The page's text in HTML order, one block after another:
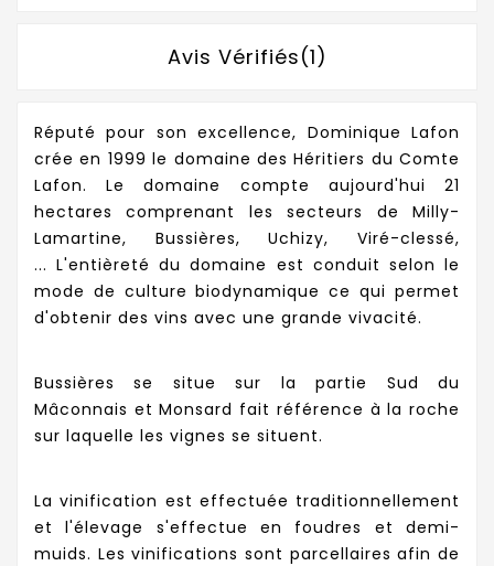
Avis Vérifiés(1)
Réputé pour son excellence, Dominique Lafon
crée en 1999 le domaine des Héritiers du Comte
Lafon. Le domaine compte aujourd'hui 21
hectares comprenant les secteurs de Milly-
Lamartine, Bussières, Uchizy, Viré-clessé,
... L'entièreté du domaine est conduit selon le
mode de culture biodynamique ce qui permet
d'obtenir des vins avec une grande vivacité.
Bussières se situe sur la partie Sud du
Mâconnais et Monsard fait référence à la roche
sur laquelle les vignes se situent.
La vinification est effectuée traditionnellement
et l'élevage s'effectue en foudres et demi-
muids. Les vinifications sont parcellaires afin de